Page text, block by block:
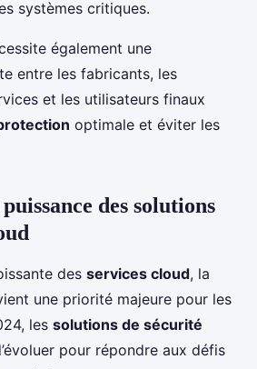
systèmes critiques.
également une
entre les fabricants, les
et les utilisateurs finaux
optimale et éviter les
des solutions
des services cloud, la
une priorité majeure pour les
les solutions de sécurité
pour répondre aux défis